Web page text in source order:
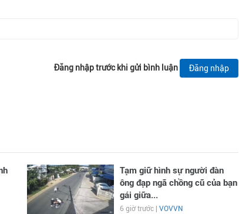
Đăng nhập trước khi gửi bình luận Đăng nhập
Tạm giữ hình sự người đàn
ông đạp ngã chồng cũ của bạn
gái giữa...
6 giờ trước | VOVVN